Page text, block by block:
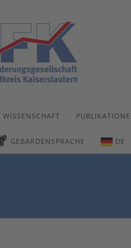
WISSENSCHAFT
GEBÄRDENSPRACHE DE